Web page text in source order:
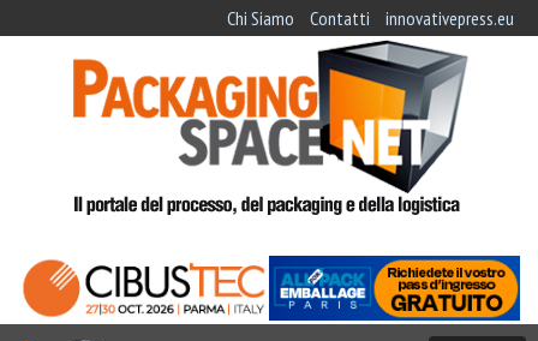
Chi Siamo Contatti innovativepress.eu